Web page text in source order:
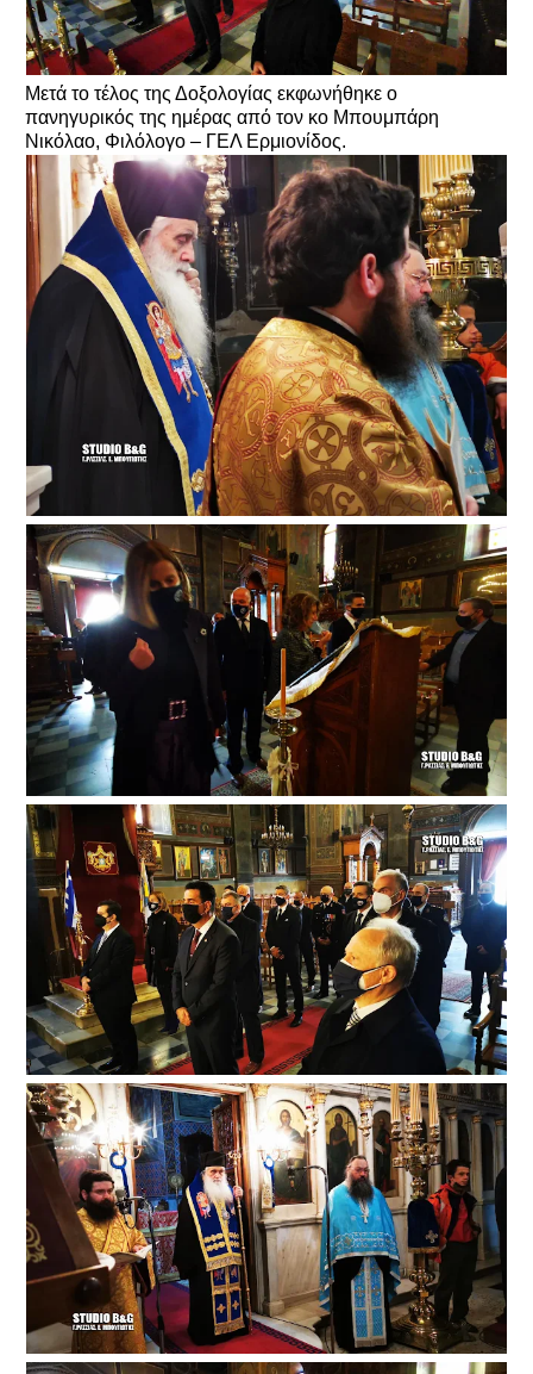
Μετά το τέλος της Δοξολογίας εκφωνήθηκε ο
πανηγυρικός της ημέρας από τoν κo Μπουμπάρη
Νικόλαο, Φιλόλογο – ΓΕΛ Ερμιονίδος.